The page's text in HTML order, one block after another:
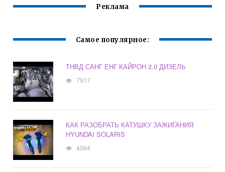
Реклама
Самое популярное:
ТНВД САНГ ЕНГ КАЙРОН 2.0 ДИЗЕЛЬ
7917
КАК РАЗОБРАТЬ КАТУШКУ ЗАЖИГАНИЯ
HYUNDAI SOLARIS
4064